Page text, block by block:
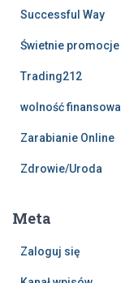
Successful Way
Świetnie promocje
Trading212
wolność finansowa
Zarabianie Online
Zdrowie/Uroda
Meta
Zaloguj się